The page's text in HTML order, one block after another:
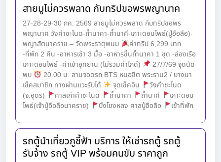
สายมูไม่ควรพลาด กับทริปขอพรพญานาค
27-28-29-30 กค. 2569 สายมูไม่ควรพลาด กับทริปขอพร
พญานาค วังคำชะโนด-ถ้ำนาคา-ถ้ำนาคี-เกาะดอนโพธ์(ปู่อือลือ)-
พญาสัตนาคราช – วัดพระธาตุพนม
ค่าทริป 6,299 บาท
-ที่พัก 2 คืน -อาหารเช้า 3 มื้อ -อาหารขึ้นถ้ำนาคา 1 ชุด -ล่องเรือ
เกาะดอนโพธ์ -ค่าเข้าอุทยาน (ไม่รวมค่าไกด์)
27/7/69 จุดนัด
พบ
20.00 น. ลานจอดรถ BTS หมอชิต พระราม2 / บางนา
เช็คสมาชิก ทางผ่านแวะรับได้
จุดเช็คอิน
วังคำชะโนด
(จ.อุดร)
ศาลเก่าคำชะโนด ถ้ำนาคา ถ้ำนาคี
เกาะดอน
โพธ์(เจ้าปู่อือลือนาคราช)
บึงโขงหลง ศาลปู่อือลือ เข้าที่พัก
รถตู้นำเที่ยวภูชี้ฟ้า บริการ ให้เช่ารถตู้ รถตู้
รับจ้าง รถตู้ VIP พร้อมคนขับ ราคาถูก